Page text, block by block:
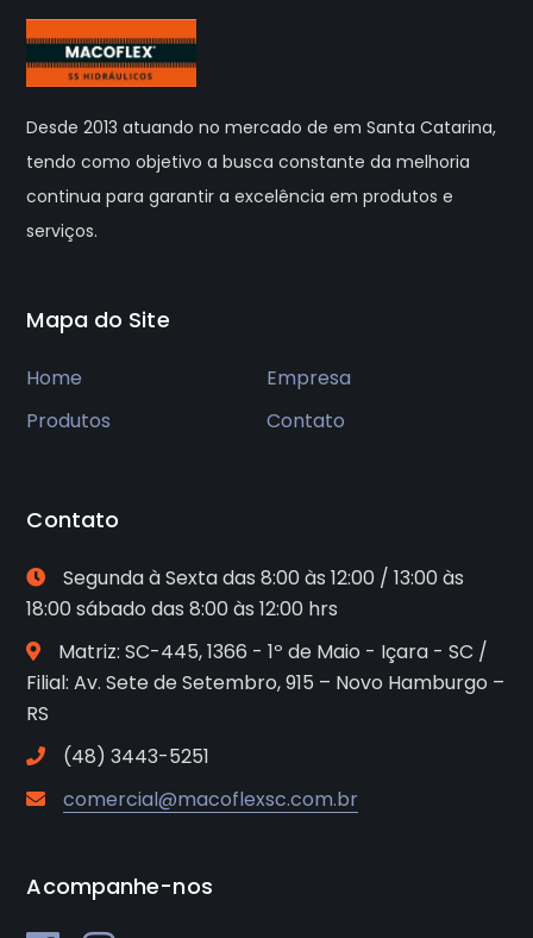
Desde 2013 atuando no mercado de em Santa Catarina,
tendo como objetivo a busca constante da melhoria
continua para garantir a excelência em produtos e
serviços.
Mapa do Site
Home
Empresa
Produtos
Contato
Contato
Segunda à Sexta das 8:00 às 12:00 / 13:00 às
18:00 sábado das 8:00 às 12:00 hrs
Matriz: SC-445, 1366 - 1º de Maio - Içara - SC /
Filial: Av. Sete de Setembro, 915 – Novo Hamburgo –
RS
(48) 3443-5251
comercial@macoflexsc.com.br
Acompanhe-nos